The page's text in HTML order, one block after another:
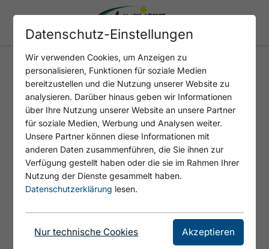
NARAYANA
Loch- und Plattenkletterei, die in ein oder
zwei Seillängen geklettert werden kann.
Datenschutz-Einstellungen
Wir verwenden Cookies, um Anzeigen zu
personalisieren, Funktionen für soziale Medien
bereitzustellen und die Nutzung unserer Website zu
analysieren. Darüber hinaus geben wir Informationen
über Ihre Nutzung unserer Website an unsere Partner
für soziale Medien, Werbung und Analysen weiter.
Unsere Partner können diese Informationen mit
anderen Daten zusammenführen, die Sie ihnen zur
Verfügung gestellt haben oder die sie im Rahmen Ihrer
Nutzung der Dienste gesammelt haben.
Datenschutzerklärung lesen.
Nur technische Cookies Akzeptieren